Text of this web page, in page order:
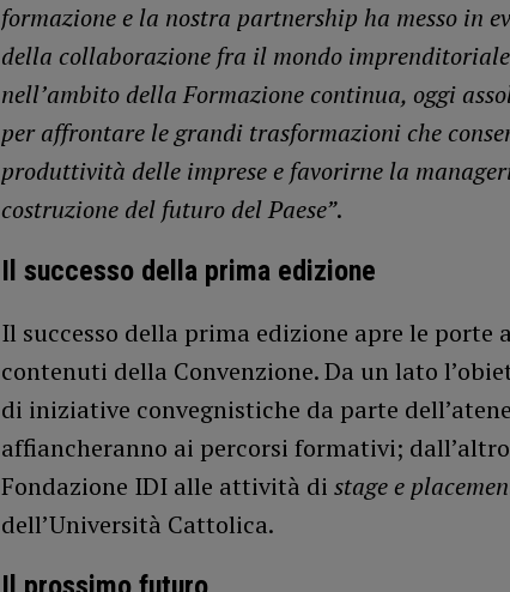
formazione e la nostra partnership ha messo in
della collaborazione fra il mondo
nell’ambito della Formazione continua, oggi
per affrontare le grandi trasformazioni che
produttività delle imprese e favorirne la
costruzione del futuro del Paese”.
Il successo della prima edizione
Il successo della prima edizione apre le porte
contenuti della Convenzione. Da un lato
di iniziative convegnistiche da parte
affiancheranno ai percorsi formativi;
Fondazione IDI alle attività di stage e
dell’Università Cattolica.